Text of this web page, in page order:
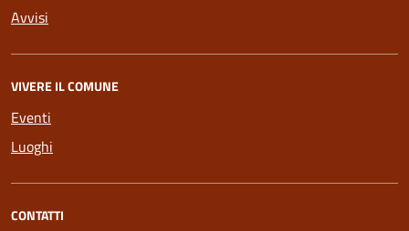
Avvisi
VIVERE IL COMUNE
Eventi
Luoghi
CONTATTI